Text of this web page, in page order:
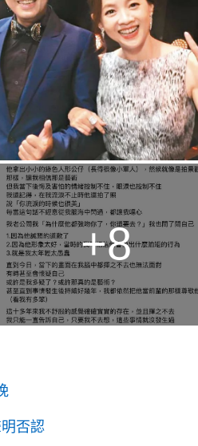
+8
否認